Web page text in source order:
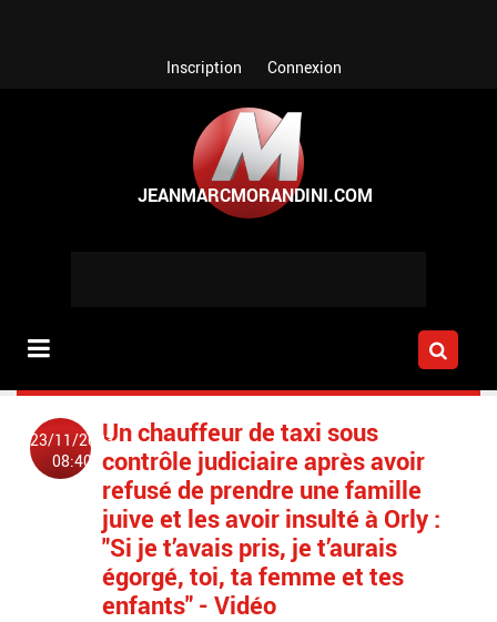
Inscription Connexion
23/11/2023
08:40
Un chauffeur de taxi sous
contrôle judiciaire après avoir
refusé de prendre une famille
juive et les avoir insulté à Orly :
"Si je t’avais pris, je t’aurais
égorgé, toi, ta femme et tes
enfants" - Vidéo